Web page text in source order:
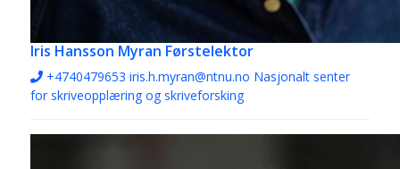
Iris Hansson Myran Førstelektor
+4740479653 iris.h.myran@ntnu.no Nasjonalt senter
for skriveopplæring og skriveforsking